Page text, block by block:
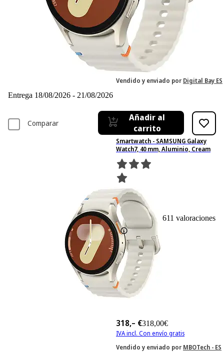
192,79 € 192,79€
IVA incl. Con envío gratis
Vendido y enviado por Digital Bay ES
Entrega 18/08/2026 - 21/08/2026
Comparar
Añadir al
carrito
Smartwatch - SAMSUNG Galaxy
Watch7, 40 mm, Aluminio, Cream
611 Basado en 611 valoraciones
318,– €318,00€
IVA incl. Con envío gratis
Vendido y enviado por MBOTech - ES